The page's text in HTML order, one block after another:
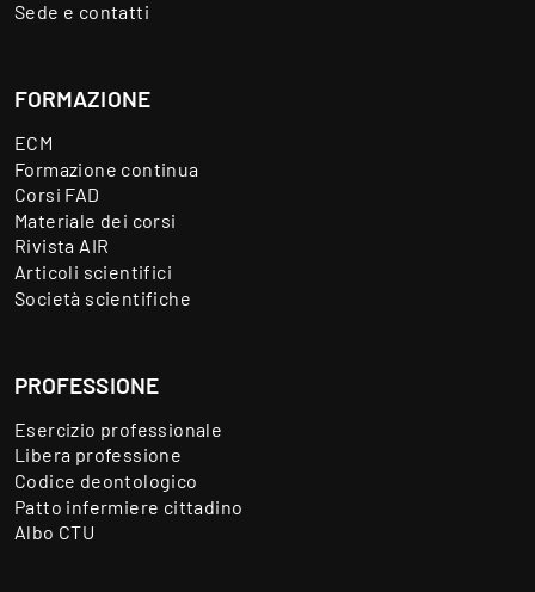
Sede e contatti
FORMAZIONE
ECM
Formazione continua
Corsi FAD
Materiale dei corsi
Rivista AIR
Articoli scientifici
Società scientifiche
PROFESSIONE
Esercizio professionale
Libera professione
Codice deontologico
Patto infermiere cittadino
Albo CTU